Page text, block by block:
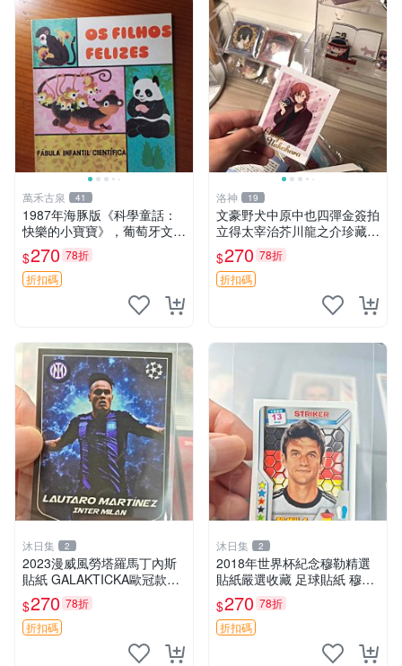
萬禾古泉 41
1987年海豚版《科學童話：
快樂的小寶寶》，葡萄牙文2
0開平裝，內頁乾淨整潔，插
圖色彩鮮艷，詳述袋鼠、企鵝
等動物寶寶成長趣事，嚴選推
$270 78折
折扣碼
洛神 19
文豪野犬中原中也四彈金簽拍
立得太宰治芥川龍之介珍藏版
已到貨可數購實物精美安心收
藏 中原中也 四彈 拍立得
$270 78折
折扣碼
沐日集 2
2023漫威風勞塔羅馬丁內斯
貼紙 GALAKTICKA歐冠款推
薦 勞塔羅漫畫貼紙 劇場版 G
ALAKTICKA漫威貼紙
$270 78折
折扣碼
沐日集 2
2018年世界杯紀念穆勒精選
貼紙嚴選收藏 足球貼紙 穆勒
足球貼紙收藏
$270 78折
折扣碼